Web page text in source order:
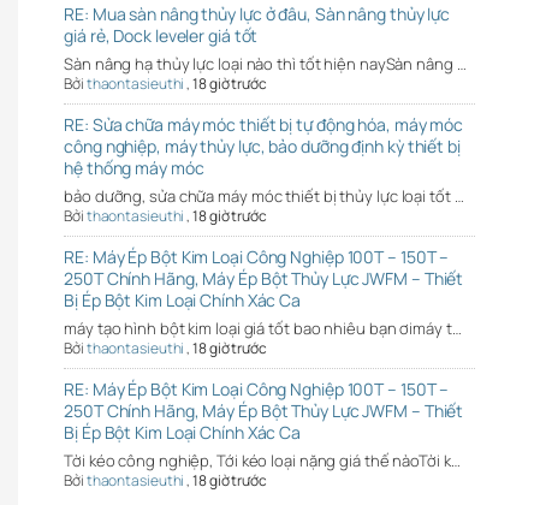
RE: Mua sàn nâng thủy lực ở đâu, Sàn nâng thủy lực
giá rẻ, Dock leveler giá tốt
Sàn nâng hạ thủy lực loại nào thì tốt hiện naySàn nâng …
Bởithaontasieuthi,18 giờ trước
RE: Sửa chữa máy móc thiết bị tự động hóa, máy móc
công nghiệp, máy thủy lực, bảo dưỡng định kỳ thiết bị
hệ thống máy móc
bảo dưỡng, sửa chữa máy móc thiết bị thủy lực loại tốt …
Bởithaontasieuthi,18 giờ trước
RE: Máy Ép Bột Kim Loại Công Nghiệp 100T – 150T –
250T Chính Hãng, Máy Ép Bột Thủy Lực JWFM – Thiết
Bị Ép Bột Kim Loại Chính Xác Ca
máy tạo hình bột kim loại giá tốt bao nhiêu bạn ơimáy t…
Bởithaontasieuthi,18 giờ trước
RE: Máy Ép Bột Kim Loại Công Nghiệp 100T – 150T –
250T Chính Hãng, Máy Ép Bột Thủy Lực JWFM – Thiết
Bị Ép Bột Kim Loại Chính Xác Ca
Tời kéo công nghiệp, Tới kéo loại nặng giá thế nàoTời k…
Bởithaontasieuthi,18 giờ trước